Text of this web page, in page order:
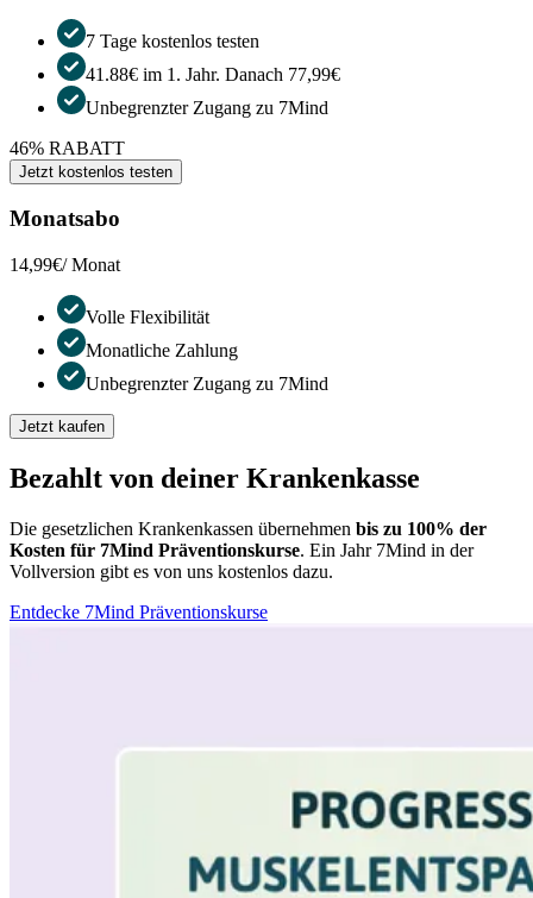
7 Tage kostenlos testen
41.88€ im 1. Jahr. Danach 77,99€
Unbegrenzter Zugang zu 7Mind
46% RABATT
Jetzt kostenlos testen
Monatsabo
14,99€/ Monat
Volle Flexibilität
Monatliche Zahlung
Unbegrenzter Zugang zu 7Mind
Jetzt kaufen
Bezahlt von deiner Krankenkasse
Die gesetzlichen Krankenkassen übernehmen bis zu 100% der
Kosten für 7Mind Präventionskurse. Ein Jahr 7Mind in der
Vollversion gibt es von uns kostenlos dazu.
Entdecke 7Mind Präventionskurse